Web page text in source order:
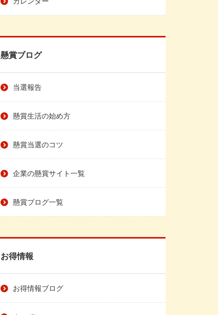
懸賞ブログ
当選報告
懸賞生活の始め方
懸賞当選のコツ
企業の懸賞サイト一覧
懸賞ブログ一覧
お得情報
お得情報ブログ